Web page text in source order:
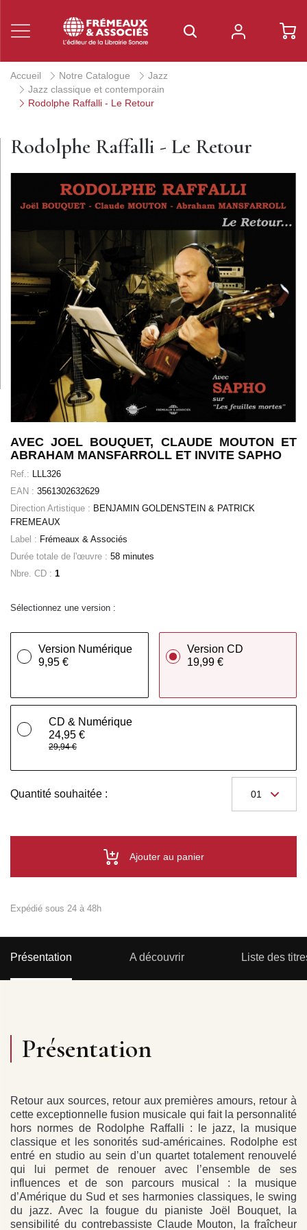
Accueil Notre Catalogue
Jazz
Jazz classique et contemporain
Rodolphe Raffalli - Le Retour
Rodolphe Raffalli - Le Retour
AVEC JOEL BOUQUET, CLAUDE MOUTON ET
ABRAHAM MANSFARROLL ET INVITE SAPHO
Ref.: LLL326
EAN : 3561302632629
Direction Artistique : BENJAMIN GOLDENSTEIN & PATRICK
FREMEAUX
Label : Frémeaux & Associés
Durée totale de l'œuvre : 58 minutes
Nbre. CD : 1
Sélectionnez une version :
Version Numérique
9,95 €
Version CD
19,99 €
CD & Numérique
24,95 €
29,94 €
Quantité souhaitée :
Ajouter au panier
Expédié sous 24 à 48h
Présentation A découvrir Liste des
Présentation
Retour aux sources, retour aux premières amours, retour à
cette exceptionnelle fusion musicale qui fait la personnalité
hors normes de Rodolphe Raffalli : le jazz, la musique
classique et les sonorités sud-américaines. Rodolphe est
entré en studio au sein d’un quartet totalement renouvelé
qui lui permet de renouer avec l’ensemble de ses
influences et de son parcours musical : la musique
d’Amérique du Sud et ses harmonies classiques, le swing
du jazz. Avec la fougue du pianiste Joël Bouquet, la
sensibilité du contrebassiste Claude Mouton, la fraîcheur